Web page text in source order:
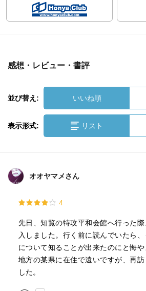
感想・レビュー・書評
並び替え: いいね順
表示形式: リスト
オオヤマメさん
4
先日、知覧の特攻平和会館へ行った
入しました。行く前に読んでいたら
について知ることが出来たのにと悔
地方の某県に在住で遠いですが、再
した。